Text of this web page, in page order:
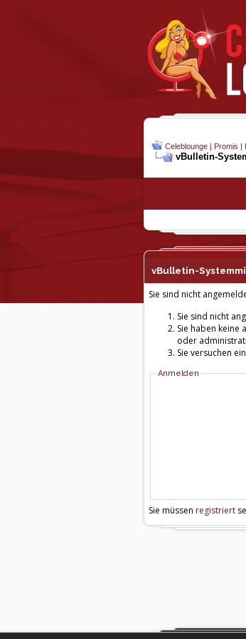
Celeblounge | Promis |
vBulletin-
vBulletin-
Sie sind nicht
Sie sind nicht
Sie haben keine
oder
Sie versuchen
Anmelden
Sie müssen registriert